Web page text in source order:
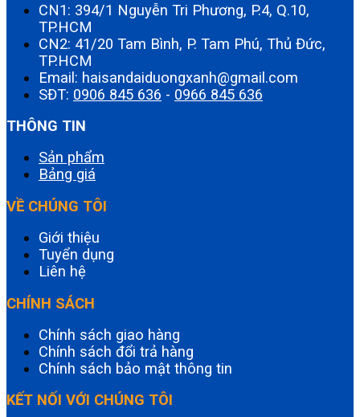
CN1: 394/1 Nguyễn Tri Phương, P.4, Q.10,
TP.HCM
CN2: 41/20 Tam Bình, P. Tam Phú, Thủ Đức,
TP.HCM
Email: haisandaiduongxanh@gmail.com
SĐT: 0906 845 636 - 0966 845 636
THÔNG TIN
Sản phẩm
Bảng giá
VỀ CHÚNG TÔI
Giới thiệu
Tuyển dụng
Liên hệ
CHÍNH SÁCH
Chính sách giao hàng
Chính sách đổi trả hàng
Chính sách bảo mật thông tin
KẾT NỐI VỚI CHÚNG TÔI